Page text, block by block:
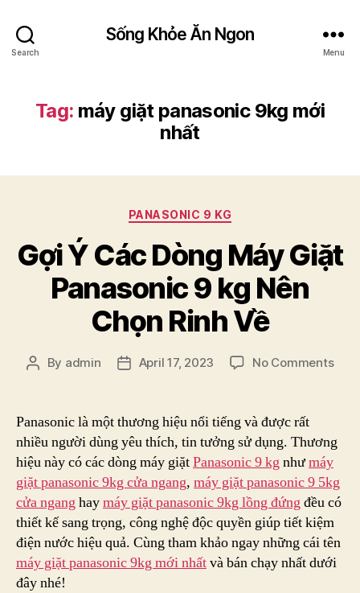
Search
Sống Khỏe Ăn Ngon
Menu
Tag: máy giặt panasonic 9kg mới
nhất
Categories
PANASONIC 9 KG
Gợi Ý Các Dòng Máy Giặt
Panasonic 9 kg Nên
Chọn Rinh Về
Post
By admin
PostApril 17, 2023 No Commentson
Máy
Giặt
9
kg
Nên
Panasonic là một thương hiệu nổi tiếng và được rất
nhiều người dùng yêu thích, tin tưởng sử dụng. Thương
hiệu này có các dòng máy giặtPanasonic 9 kg nhưmáy
giặt panasonic 9kg cửa ngang, máy giặt panasonic 9 5kg
cửa ngang haymáy giặt panasonic 9kg lồng đứng đều có
thiết kế sang trọng, công nghệ độc quyền giúp tiết kiệm
điện nước hiệu quả. Cùng tham khảo ngay những cái tên
máy giặt panasonic 9kg mới nhấtvà bán chạy nhất dưới
đây nhé!